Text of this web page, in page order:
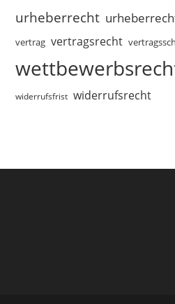
urheberrecht
vertrag vertragsrecht
widerrufsfrist widerrufsrecht